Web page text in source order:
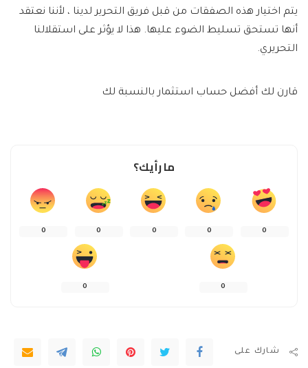
يتم اختيار هذه الصفقات من قبل فريق التحرير لدينا ، لأننا نعتقد
أنها تستحق تسليط الضوء عليها. هذا لا يؤثر على استقلالنا
التحريري.
قارن لك أفضل حساب استثمار بالنسبة لك
ما رأيك؟
0
0
0
0
0
0
0
شارك على